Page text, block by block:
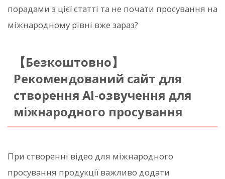
порадами з цієї статті та не почати просування на
міжнародному рівні вже зараз?
【Безкоштовно】
Рекомендований сайт для
створення AI-озвучення для
міжнародного просування
При створенні відео для міжнародного
просування продукції важливо додати